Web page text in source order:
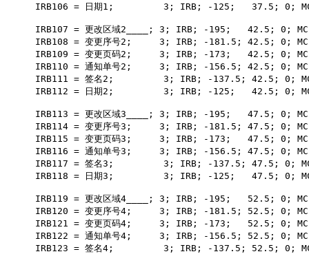
IRB106 = 日期1 ;         3; IRB; -125;   37.5; 0;
IRB107 = 更改区域2____
; 3; IRB; -195;   42.5; 0;
IRB108 = 变更序号2 ;     3; IRB; -181.5; 42.5; 0;
IRB109 = 变更页码2 ;     3; IRB; -173;   42.5; 0;
IRB110 = 通知单号2 ;     3; IRB; -156.5; 42.5; 0;
IRB111
= 签名 2 ;         3; IRB; -137.5; 42.5; 0;
IRB112 = 日期2 ;         3; IRB; -125;   42.5; 0;
IRB113 = 更改区域3____
; 3; IRB; -195;   47.5; 0;
IRB114 = 变更序号3 ;     3; IRB; -181.5; 47.5; 0;
IRB115 = 变更页码3 ;     3; IRB; -173;   47.5; 0;
IRB116 = 通知单号3 ;     3; IRB; -156.5; 47.5; 0;
IRB117 = 签名3 ;         3; IRB; -137.5; 47.5; 0;
IRB118 = 日期3 ;         3; IRB; -125;   47.5; 0;
IRB119 = 更改区域4____
; 3; IRB; -195;   52.5; 0;
IRB120 = 变更序号4 ;     3; IRB; -181.5; 52.5; 0;
IRB121
= 变更页码4 ;     3; IRB; -173;   52.5; 0;
IRB122 = 通知单号4 ;     3; IRB; -156.5; 52.5; 0;
IRB123 = 签名4 ;         3; IRB; -137.5; 52.5; 0;